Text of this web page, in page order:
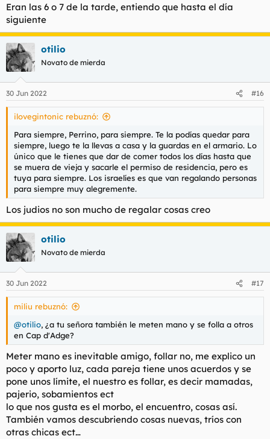
Eran las 6 o 7 de la tarde, entiendo que hasta el día
siguiente
otilio
Novato de mierda
30 Jun 2022 #16
ilovegintonic rebuznó:
Para siempre, Perrino, para siempre. Te la podías quedar para
siempre, luego te la llevas a casa y la guardas en el armario. Lo
único que le tienes que dar de comer todos los días hasta que
se muera de vieja y sacarle el permiso de residencia, pero es
tuya para siempre. Los israelíes es que van regalando personas
para siempre muy alegremente.
Los judios no son mucho de regalar cosas creo
otilio
Novato de mierda
30 Jun 2022 #17
miliu rebuznó:
@otilio, ¿a tu señora también le meten mano y se folla a otros
en Cap d'Adge?
Meter mano es inevitable amigo, follar no, me explico un
poco y aporto luz, cada pareja tiene unos acuerdos y se
pone unos límite, el nuestro es follar, es decir mamadas,
pajerio, sobamientos ect
lo que nos gusta es el morbo, el encuentro, cosas así.
También vamos descubriendo cosas nuevas, tríos con
otras chicas ect…